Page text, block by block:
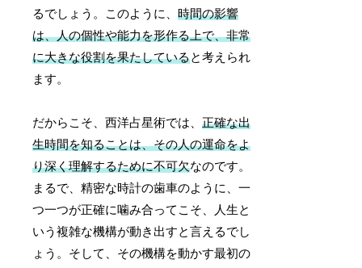
るでしょう。このように、時間の影響
は、人の個性や能力を形作る上で、非常
に大きな役割を果たしていると考えられ
ます。
だからこそ、西洋占星術では、正確な出
生時間を知ることは、その人の運命をよ
り深く理解するために不可欠なのです。
まるで、精密な時計の歯車のように、一
つ一つが正確に噛み合ってこそ、人生と
いう複雑な機構が動き出すと言えるでし
ょう。そして、その機構を動かす最初の